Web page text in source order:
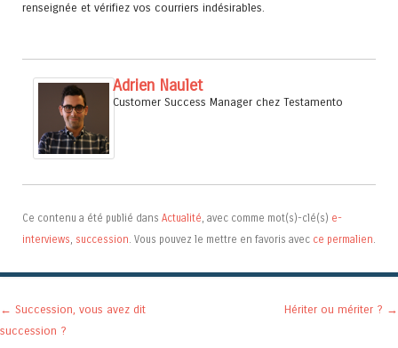
renseignée et vérifiez vos courriers indésirables.
Adrien Naulet
Customer Success Manager chez Testamento
Ce contenu a été publié dans Actualité , avec comme mot(s)-clé(s) e-
interviews succession . Vous pouvez le mettre en favoris avec ce permalien
Navigation des articles
← Succession, vous avez dit
succession ?
Hériter ou mériter ? →